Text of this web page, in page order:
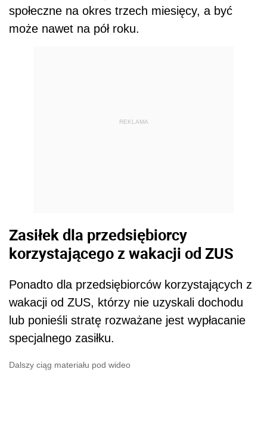
społeczne na okres trzech miesięcy, a być
może nawet na pół roku.
REKLAMA
Zasiłek dla przedsiębiorcy
korzystającego z wakacji od ZUS
Ponadto dla przedsiębiorców korzystających z
wakacji od ZUS, którzy nie uzyskali dochodu
lub ponieśli stratę rozważane jest wypłacanie
specjalnego zasiłku.
Dalszy ciąg materiału pod wideo